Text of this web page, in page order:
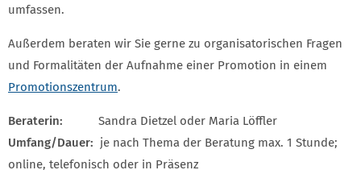
umfassen.
Außerdem beraten wir Sie gerne zu organisatorischen Fragen
und Formalitäten der Aufnahme einer Promotion in einem
Promotionszentrum.
Beraterin: Sandra Dietzel oder Maria Löffler
Umfang/Dauer: je nach Thema der Beratung max. 1 Stunde;
online, telefonisch oder in Präsenz